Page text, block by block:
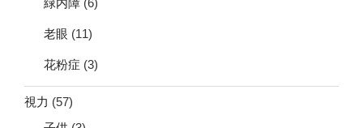
老眼 (11)
花粉症 (3)
視力 (57)